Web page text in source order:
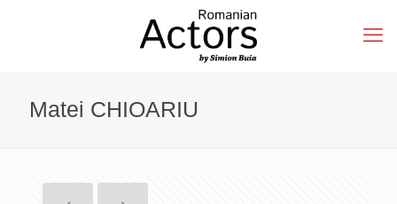
Matei CHIOARIU